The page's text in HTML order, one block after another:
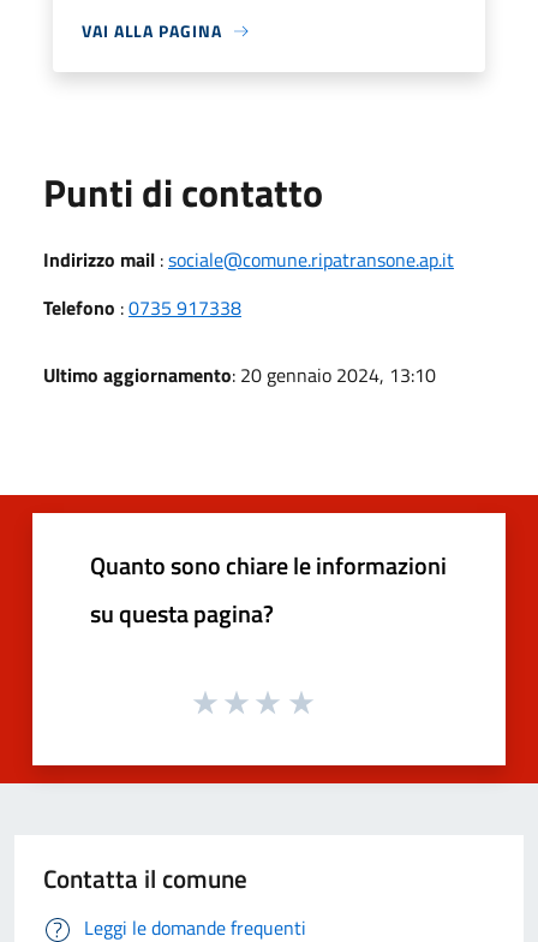
VAI ALLA PAGINA
Punti di contatto
Indirizzo mail :sociale@comune.ripatransone.ap.it
Telefono :0735 917338
Ultimo aggiornamento: 20 gennaio 2024, 13:10
Quanto sono chiare le informazioni
su questa pagina?
Contatta il comune
Leggi le domande frequenti